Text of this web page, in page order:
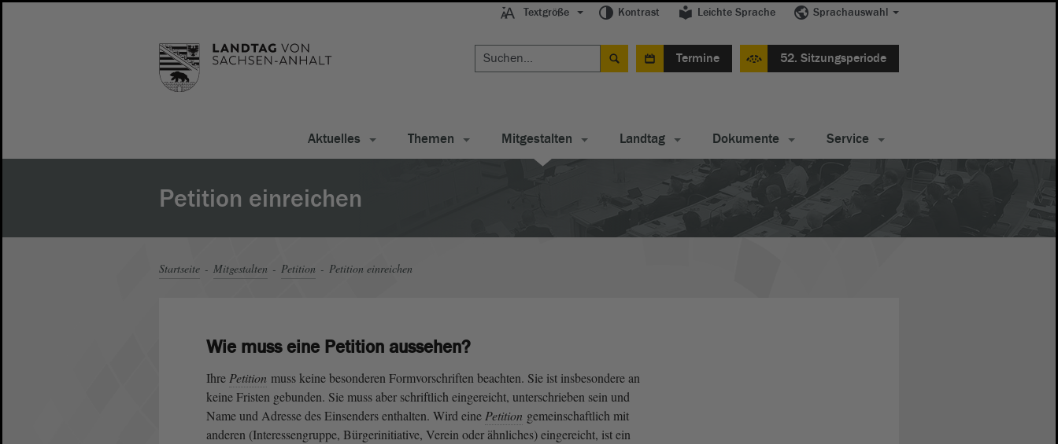
Textgröße Kontrast Leichte Sprache Sprachauswahl
Termine 52. Sitzungsperiode
Aktuelles Themen Mitgestalten Landtag Dokumente Service
Petition einreichen
Startseite Mitgestalten Petition Petition einreichen
Wie muss eine Petition aussehen?
Ihre Petition muss keine besonderen Formvorschriften beachten. Sie ist insbesondere an
keine Fristen gebunden. Sie muss aber schriftlich eingereicht, unterschrieben sein und
Name und Adresse des Einsenders enthalten. Wird eine Petition gemeinschaftlich mit
anderen (Interessengruppe, Bürgerinitiative, Verein oder ähnliches) eingereicht, ist ein